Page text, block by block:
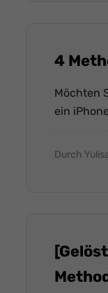
4
Möchten
ein
Durch